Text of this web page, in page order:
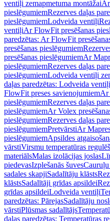
ventiļi zemapmetuma montāžai
pieslēgumiemRezerves daļas
pieslēgumiemLodveida ventiļi
ventiļiAr FlowFit presēšanas
paredzētas: Ar FlowFit
presēšanas pieslēgumiem
presēšanas pieslēgumiemAr
pieslēgumiemRezerves daļas
pieslēgumiemLodveida ventiļi
daļas paredzētas: Lodveida
FlowFit preses savienojumiemAr
pieslēgumiemRezerves daļas
pieslēgumiemAr Volex
pieslēgumiemRezerves daļas
pieslēgumiemPretvārstiAr
pieslēgumiemApsildes
vārstiVirsmu temperatūras
materiālsMalas izolācijas joslas
piedevasIzplešanās šuves
sadales skapjiSadalītāju klāsts
klāstsSadalītāji grīdas apsildei
grīdas apsildeiLodveida ventiļi
paredzētas: PārejasSadalītāju
vārstiPlūsmas sadalītājs
daļas paredzētas: Temperatūras